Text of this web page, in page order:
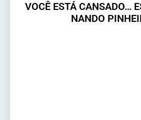
VOCÊ ESTÁ CANSADO…
NANDO